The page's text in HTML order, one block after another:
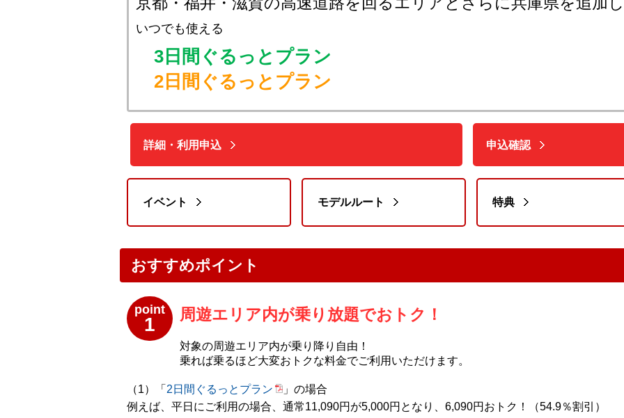
いつでも使える
3日間ぐるっとプラン
2日間ぐるっとプラン
詳細・利用申込 申込確認
イベント モデルルート 特典
おすすめポイント
point
1 周遊エリア内が乗り放題でおトク！
対象の周遊エリア内が乗り降り自由！
乗れば乗るほど大変おトクな料金でご利用いただけます。
（1）「 2日間ぐるっとプラン
」の場合
例えば、平日にご利用の場合、通常11,090円が5,000円となり、6,090円おトク！（54.9％割引）